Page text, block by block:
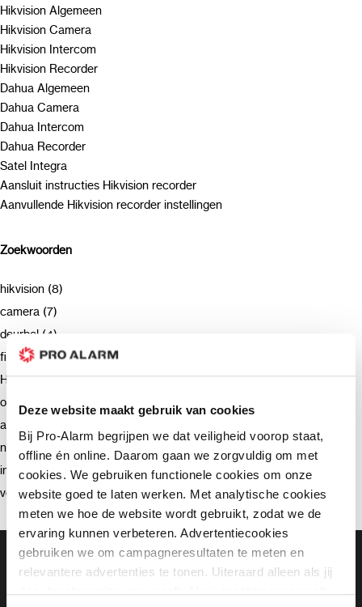
Deze website maakt gebruik van cookies
Bij Pro-Alarm begrijpen we dat veiligheid voorop staat,
offline én online. Daarom gaan we zorgvuldig om met
cookies. We gebruiken functionele cookies om onze
website goed te laten werken. Met analytische cookies
meten we hoe de website wordt gebruikt, zodat we de
ervaring kunnen verbeteren. Advertentiecookies
gebruiken we om campagneresultaten te meten en
relevantere advertenties te tonen. Uiteraard alleen als jij
daar toestemming voor geeft. Als je toestemming geeft,
Hikvision Algemeen
Hikvision Camera
Hikvision Intercom
Hikvision Recorder
Dahua Algemeen
Dahua Camera
Dahua Intercom
Dahua Recorder
Satel Integra
Aansluit instructies Hikvision recorder
Aanvullende Hikvision recorder instellingen
Zoekwoorden
hikvision (8)
camera (7)
deurbel (4)
firmware (3)
Hikvision (3)
opnemen (2)
advies (2)
netwerkrecorder (2)
intercom (2)
verzending (2)
Gratis bezorging vanaf €99,-
Gratis retourneren binnen 90 dagen*